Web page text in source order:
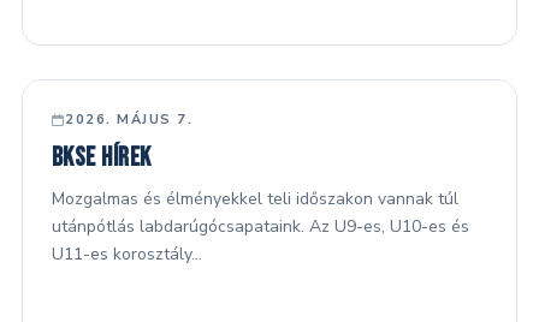
FŐ HÍREK
2026. MÁJUS 7.
BKSE hírek
Mozgalmas és élményekkel teli időszakon vannak túl
utánpótlás labdarúgócsapataink. Az U9-es, U10-es és
U11-es korosztály…